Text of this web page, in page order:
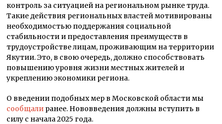
контроль за ситуацией на региональном рынке труда.
Такие действия региональных властей мотивированы
необходимостью поддержания социальной
стабильности и предоставления преимуществ в
трудоустройстве лицам, проживающим на территории
Якутии. Это, в свою очередь, должно способствовать
повышению уровня жизни местных жителей и
укреплению экономики региона.
О введении подобных мер в Московской области мы
сообщали ранее. Нововведения должны вступить в
силу с начала 2025 года.